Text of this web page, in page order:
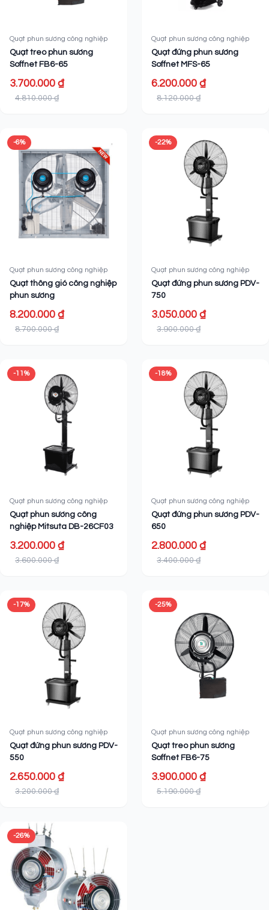
Quạt phun sương công nghiệp
Quạt treo phun sương
Soffnet FB6-65
3.700.000 ₫
4.810.000 ₫
Quạt phun sương công nghiệp
Quạt đứng phun sương
Soffnet MFS-65
6.200.000 ₫
8.120.000 ₫
-6%
Quạt phun sương công nghiệp
Quạt thông gió công nghiệp
phun sương
8.200.000 ₫
8.700.000 ₫
-22%
Quạt phun sương công nghiệp
Quạt đứng phun sương PDV-
750
3.050.000 ₫
3.900.000 ₫
-11%
Quạt phun sương công nghiệp
Quạt phun sương công
nghiệp Mitsuta DB-26CF03
3.200.000 ₫
3.600.000 ₫
-18%
Quạt phun sương công nghiệp
Quạt đứng phun sương PDV-
650
2.800.000 ₫
3.400.000 ₫
-17%
Quạt phun sương công nghiệp
Quạt đứng phun sương PDV-
550
2.650.000 ₫
3.200.000 ₫
-25%
Quạt phun sương công nghiệp
Quạt treo phun sương
Soffnet FB6-75
3.900.000 ₫
5.190.000 ₫
-26%